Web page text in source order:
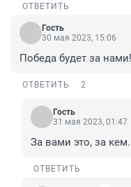
ОТВЕТИТЬ
Гость
30 мая 2023, 15:06
Победа будет за
ОТВЕТИТЬ 2
Гость
31 мая 2023, 01:47
За вами это, за кем.
ОТВЕТИТЬ